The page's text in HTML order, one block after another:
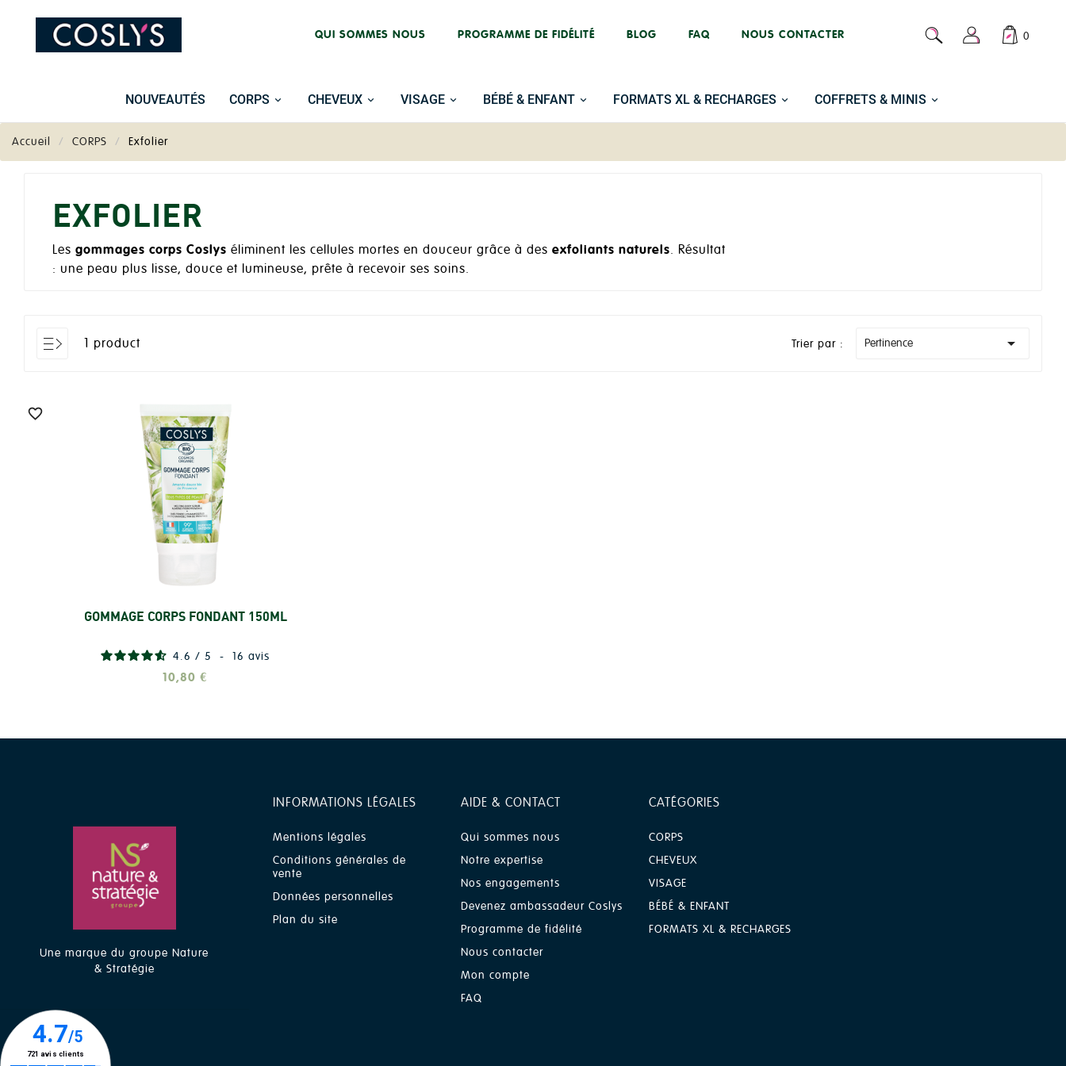
QUI SOMMES NOUS PROGRAMME DE FIDÉLITÉ BLOG FAQ NOUS CONTACTER 0
NOUVEAUTÉS CORPS CHEVEUX VISAGE BÉBÉ & ENFANT FORMATS XL & RECHARGES COFFRETS & MINIS
Accueil CORPS Exfolier
EXFOLIER
Les gommages corps Coslys éliminent les cellules mortes en douceur grâce à des exfoliants naturels. Résultat
: une peau plus lisse, douce et lumineuse, prête à recevoir ses soins.
1 product Trier par : Pertinence 

GOMMAGE CORPS FONDANT 150ML
Ajouter
4.6 / 5 - 16avis
10,80 €
Une marque du groupe Nature
& Stratégie
INFORMATIONS LÉGALES
Mentions légales
Conditions générales de
vente
Données personnelles
Plan du site
AIDE & CONTACT
Qui sommes nous
Notre expertise
Nos engagements
Devenez ambassadeur Coslys
Programme de fidélité
Nous contacter
Mon compte
FAQ
CATÉGORIES
CORPS
CHEVEUX
VISAGE
BÉBÉ & ENFANT
FORMATS XL & RECHARGES